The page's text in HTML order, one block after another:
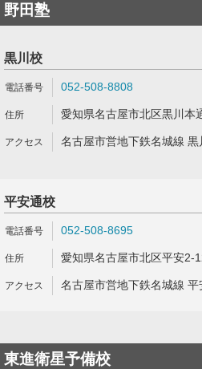
野田塾
黒川校
052-508-8808
愛知県名古屋市北区黒川本
名古屋市営地下鉄名城線
平安通校
052-508-8695
愛知県名古屋市北区平安2-
名古屋市営地下鉄名城線
東進衛星予備校